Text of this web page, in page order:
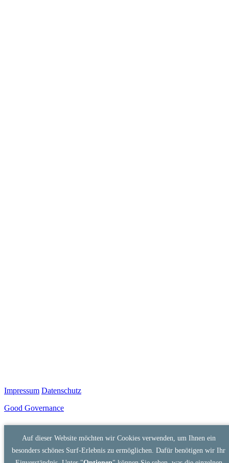
Impressum Datenschutz
Good Governance
Auf dieser Website möchten wir Cookies verwenden, um Ihnen ein
besonders schönes Surf-Erlebnis zu ermöglichen. Dafür benötigen wir Ihr